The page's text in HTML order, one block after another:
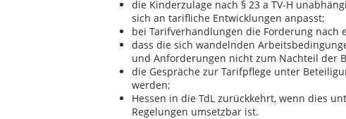
die Kinderzulage nach § 23 a TV-H
sich an tarifliche Entwicklungen anpasst;
bei Tarifverhandlungen die Forderung
dass die sich wandelnden
und Anforderungen nicht zum Nachteil der
die Gespräche zur Tarifpflege unter
werden;
Hessen in die TdL zurückkehrt, wenn dies
Regelungen umsetzbar ist.